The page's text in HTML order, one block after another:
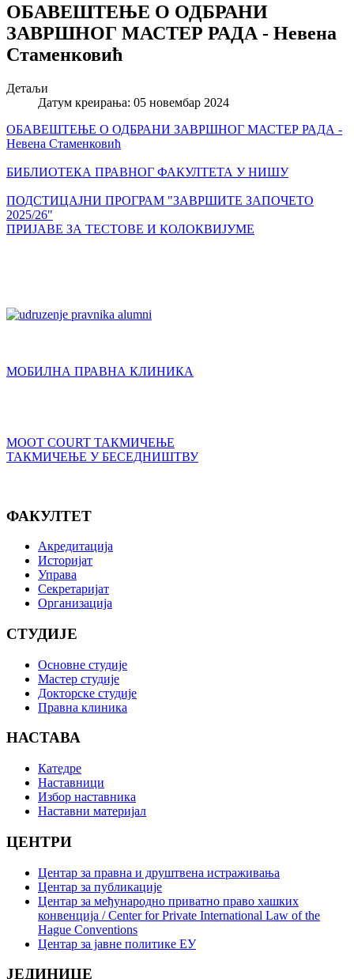
ОБАВЕШТЕЊЕ О ОДБРАНИ
ЗАВРШНОГ МАСТЕР РАДА - Невена
Стаменковић
Детаљи
Датум креирања: 05 новембар 2024
ОБАВЕШТЕЊЕ О ОДБРАНИ ЗАВРШНОГ МАСТЕР РАДА -
Невена Стаменковић
БИБЛИОТЕКА ПРАВНОГ ФАКУЛТЕТА У НИШУ
ПОДСТИЦАЈНИ ПРОГРАМ "ЗАВРШИТЕ ЗАПОЧЕТО
2025/26"
ПРИЈАВЕ ЗА ТЕСТОВЕ И КОЛОКВИЈУМЕ
МОБИЛНА ПРАВНА КЛИНИКА
MOOT COURT ТАКМИЧЕЊЕ
ТАКМИЧЕЊЕ У БЕСЕДНИШТВУ
ФАКУЛТЕТ
Акредитација
Историјат
Управа
Секретаријат
Организација
СТУДИЈЕ
Основне студије
Мастер студије
Докторске студије
Правна клиника
НАСТАВА
Катедре
Наставници
Избор наставника
Наставни материјал
ЦЕНТРИ
Центар за правна и друштвена истраживања
Центар за публикације
Центар за међународно приватно право хашких
конвенција / Center for Private International Law of the
Hague Conventions
Центар за јавне политике ЕУ
ЈЕДИНИЦЕ